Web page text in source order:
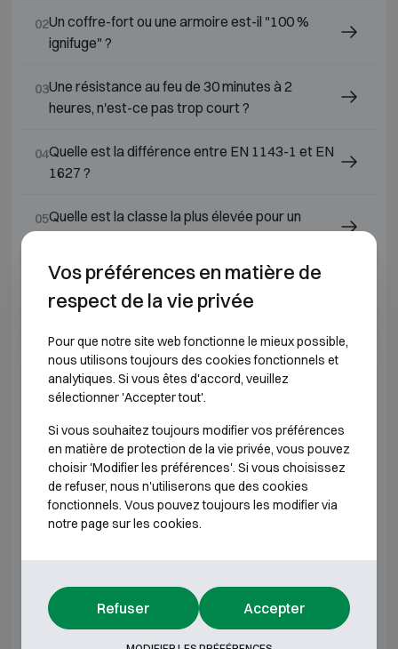
02Un coffre-fort ou une armoire est-il "100 %
ignifuge" ?
03Une résistance au feu de 30 minutes à 2
heures, n'est-ce pas trop court ?
04Quelle est la différence entre EN 1143-1 et EN
1627 ?
05Quelle est la classe la plus élevée pour un
Un coffre certifié est-il automatiquement
ignifuge ?
07Qu'est-ce qu'un coffre-fort classe 5 ?
08Qu'est-ce qu'un coffre-fort classe 6 ?
09Qu'est-ce qu'un coffre-fort classe 4 ?
10Qu'est-ce qu'un coffre-fort classe 7 ?
12Qu'est-ce qu'un coffre-fort classe 2 ?
Vos préférences en matière de
respect de la vie privée
Pour que notre site web fonctionne le mieux possible,
nous utilisons toujours des cookies fonctionnels et
analytiques. Si vous êtes d'accord, veuillez
sélectionner 'Accepter tout'.
Si vous souhaitez toujours modifier vos préférences
en matière de protection de la vie privée, vous pouvez
choisir 'Modifier les préférences'. Si vous choisissez
de refuser, nous n'utiliserons que des cookies
fonctionnels. Vous pouvez toujours les modifier via
notre page sur les cookies.
Refuser Accepter